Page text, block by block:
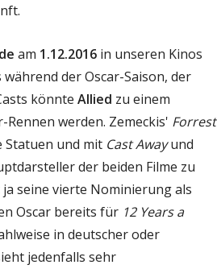
am 1.12.2016 in unseren Kinos
der Oscar-Saison, der
könnte Allied zu einem
werden. Zemeckis' Forrest
Statuen und mit Cast Awayund
der beiden Filme zu
seine vierte Nominierung als
Oscar bereits für 12 Years a
in deutscher oder
jedenfalls sehr